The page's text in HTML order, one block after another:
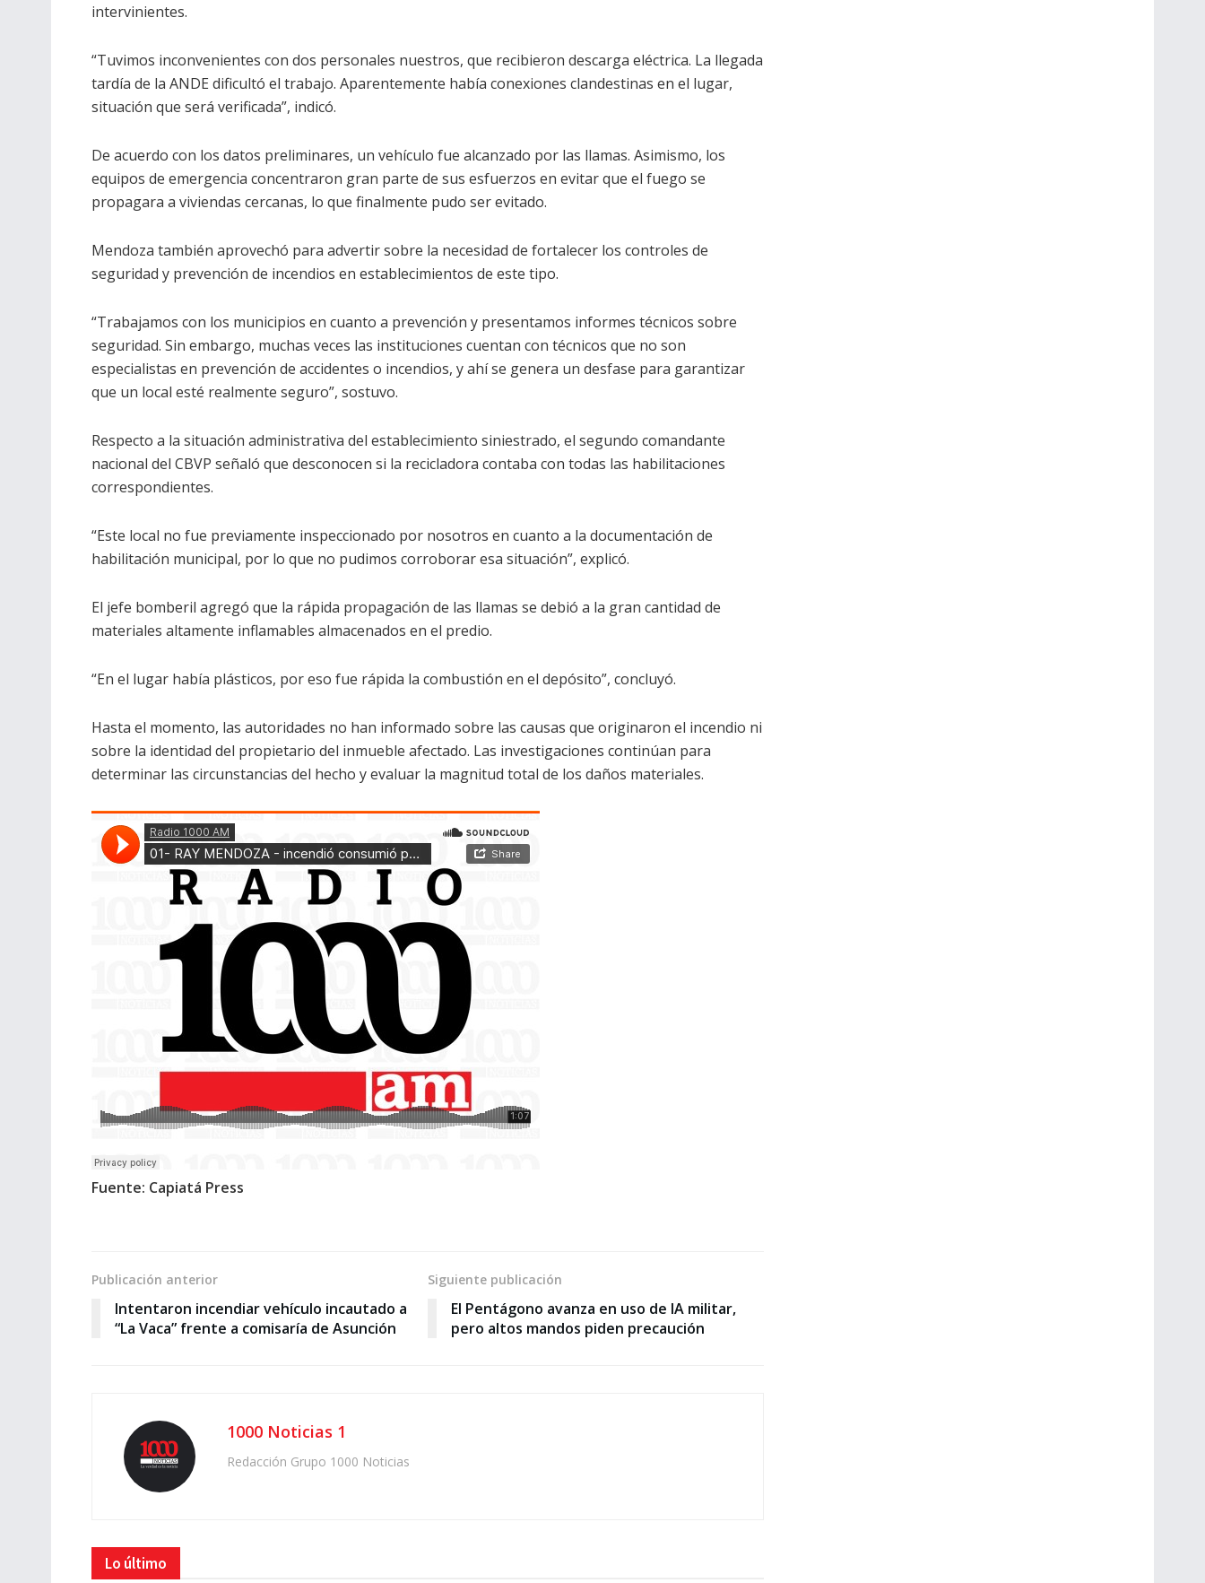
intervinientes.
“Tuvimos inconvenientes con dos personales nuestros, que recibieron descarga eléctrica. La llegada
tardía de la ANDE dificultó el trabajo. Aparentemente había conexiones clandestinas en el lugar,
situación que será verificada”, indicó.
De acuerdo con los datos preliminares, un vehículo fue alcanzado por las llamas. Asimismo, los
equipos de emergencia concentraron gran parte de sus esfuerzos en evitar que el fuego se
propagara a viviendas cercanas, lo que finalmente pudo ser evitado.
Mendoza también aprovechó para advertir sobre la necesidad de fortalecer los controles de
seguridad y prevención de incendios en establecimientos de este tipo.
“Trabajamos con los municipios en cuanto a prevención y presentamos informes técnicos sobre
seguridad. Sin embargo, muchas veces las instituciones cuentan con técnicos que no son
especialistas en prevención de accidentes o incendios, y ahí se genera un desfase para garantizar
que un local esté realmente seguro”, sostuvo.
Respecto a la situación administrativa del establecimiento siniestrado, el segundo comandante
nacional del CBVP señaló que desconocen si la recicladora contaba con todas las habilitaciones
correspondientes.
“Este local no fue previamente inspeccionado por nosotros en cuanto a la documentación de
habilitación municipal, por lo que no pudimos corroborar esa situación”, explicó.
El jefe bomberil agregó que la rápida propagación de las llamas se debió a la gran cantidad de
materiales altamente inflamables almacenados en el predio.
“En el lugar había plásticos, por eso fue rápida la combustión en el depósito”, concluyó.
Hasta el momento, las autoridades no han informado sobre las causas que originaron el incendio ni
sobre la identidad del propietario del inmueble afectado. Las investigaciones continúan para
determinar las circunstancias del hecho y evaluar la magnitud total de los daños materiales.
Fuente: Capiatá Press
Publicación anterior
Intentaron incendiar vehículo incautado a
“La Vaca” frente a comisaría de Asunción
Siguiente publicación
El Pentágono avanza en uso de IA militar,
pero altos mandos piden precaución
1000 Noticias 1
Redacción Grupo 1000 Noticias
Lo último